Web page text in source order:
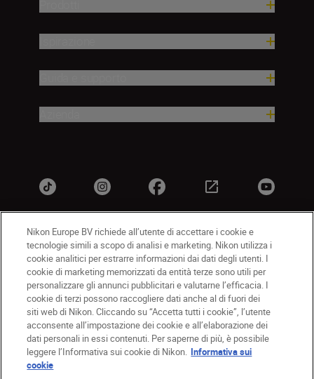
IT Nikon Sites
Contattateci
Informativa sulla privacy
Termini di utilizzo
Informativa sui cookie
Impostazioni dei cookie
© 2026 Nikon
Nikon Europe BV richiede all’utente di accettare i cookie e
tecnologie simili a scopo di analisi e marketing. Nikon utilizza i
cookie analitici per estrarre informazioni dai dati degli utenti. I
cookie di marketing memorizzati da entità terze sono utili per
personalizzare gli annunci pubblicitari e valutarne l’efficacia. I
cookie di terzi possono raccogliere dati anche al di fuori dei
siti web di Nikon. Cliccando su “Accetta tutti i cookie”, l’utente
acconsente all’impostazione dei cookie e all’elaborazione dei
dati personali in essi contenuti. Per saperne di più, è possibile
leggere l’Informativa sui cookie di Nikon. Informativa sui
cookie